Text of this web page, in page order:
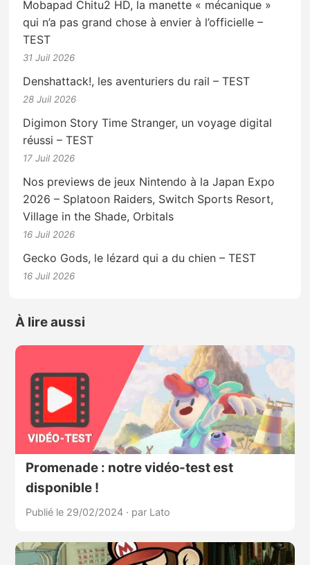
Mobapad Chitu2 HD, la manette « mécanique »
qui n’a pas grand chose à envier à l’officielle –
TEST
31 Juil 2026
Denshattack!, les aventuriers du rail – TEST
28 Juil 2026
Digimon Story Time Stranger, un voyage digital
réussi – TEST
17 Juil 2026
Nos previews de jeux Nintendo à la Japan Expo
2026 – Splatoon Raiders, Switch Sports Resort,
Village in the Shade, Orbitals
16 Juil 2026
Gecko Gods, le lézard qui a du chien – TEST
16 Juil 2026
À lire aussi
Promenade : notre vidéo-test est
disponible !
Publié le 29/02/2024 · par Lato